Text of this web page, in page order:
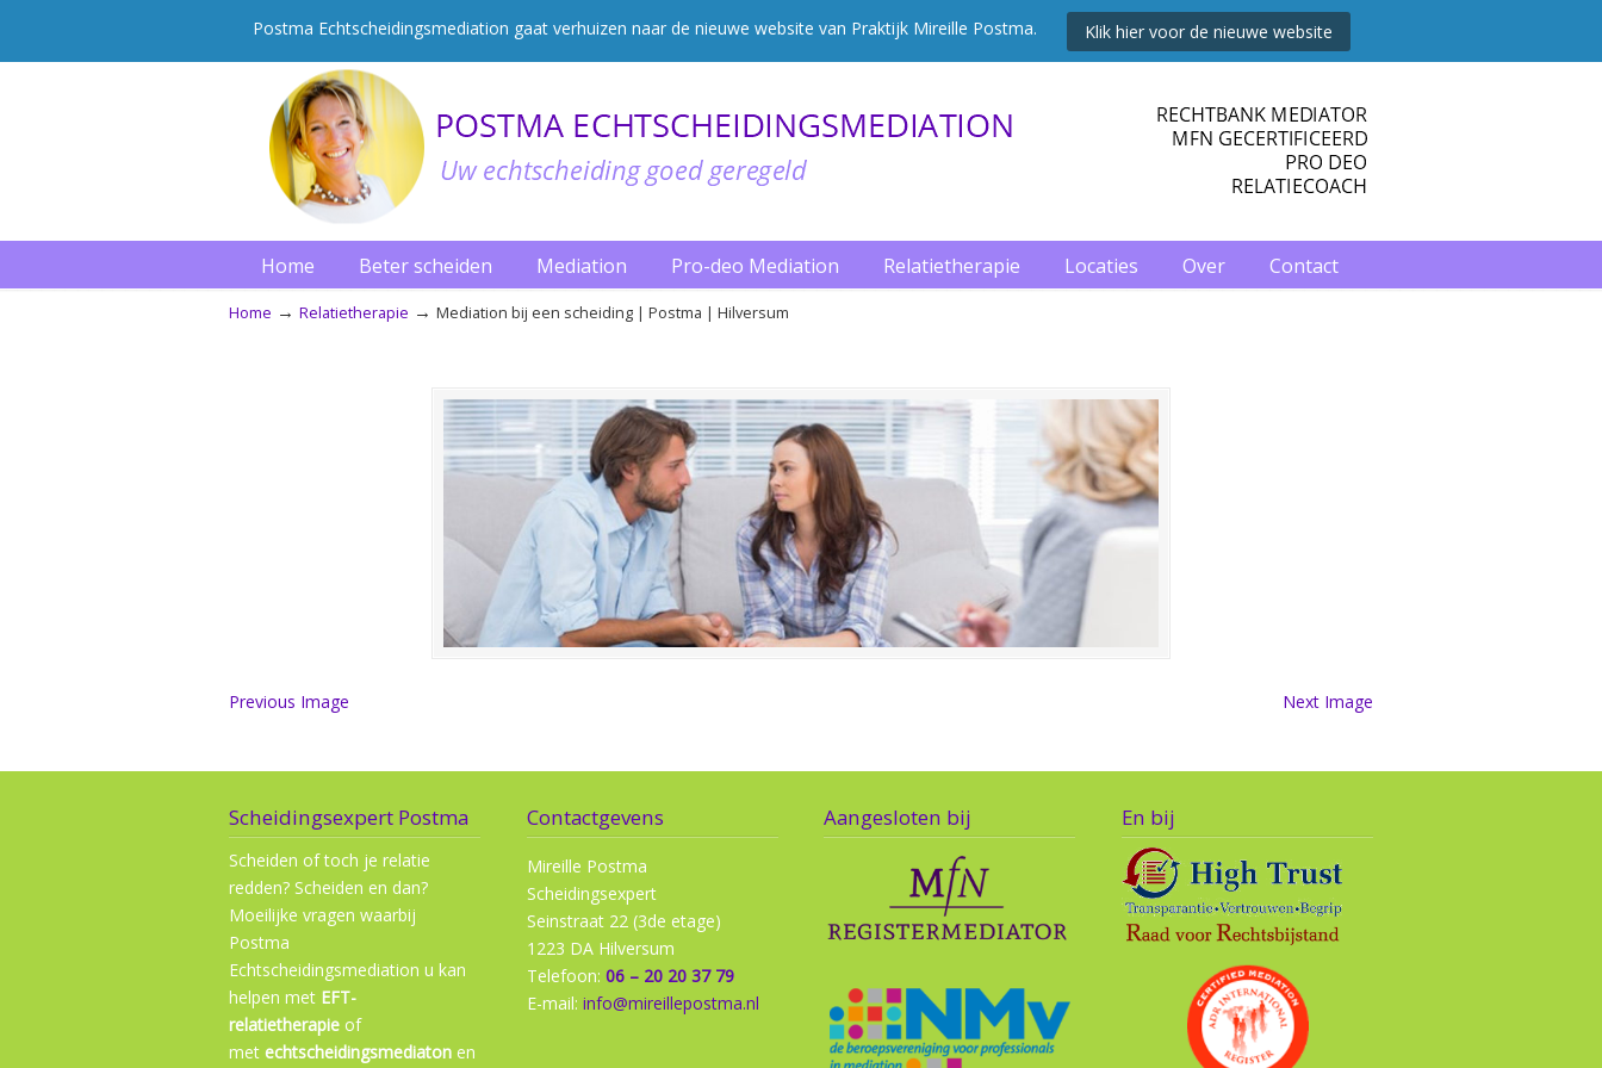
Postma Echtscheidingsmediation gaat verhuizen naar de nieuwe website van Praktijk Mireille Postma. Klik hier voor de nieuwe website
Home Beter scheiden Mediation Pro-deo Mediation Relatietherapie Locaties Over Contact
Navigation
Home → Relatietherapie → Mediation bij een scheiding | Postma | Hilversum
Previous Image Next Image
Scheidingsexpert Postma
Scheiden of toch je relatie
redden? Scheiden en dan?
Moeilijke vragen waarbij
Postma
Echtscheidingsmediation u kan
helpen met EFT-
relatietherapie of
met echtscheidingsmediaton en
Contactgevens
Mireille Postma
Scheidingsexpert
Seinstraat 22 (3de etage)
1223 DA Hilversum
Telefoon: 06 – 20 20 37 79
E-mail: info@mireillepostma.nl
Aangesloten bij En bij